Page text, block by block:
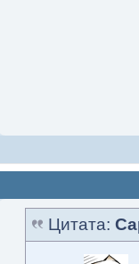
Цитата: